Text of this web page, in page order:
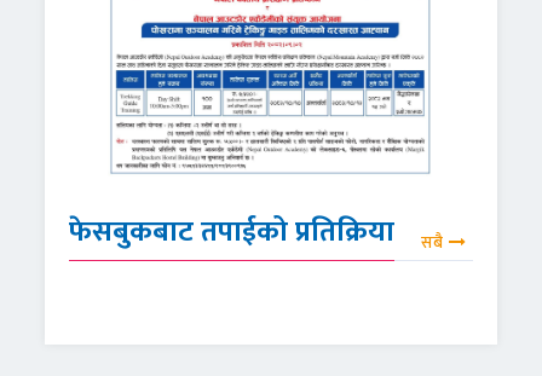
फेसबुकबाट तपाईको प्रतिक्रिया सबै